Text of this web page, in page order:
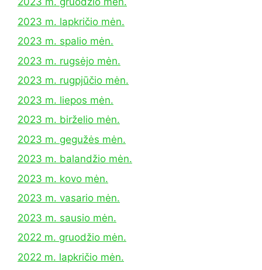
2023 m. lapkričio mėn.
2023 m. spalio mėn.
2023 m. rugsėjo mėn.
2023 m. rugpjūčio mėn.
2023 m. liepos mėn.
2023 m. birželio mėn.
2023 m. gegužės mėn.
2023 m. balandžio mėn.
2023 m. kovo mėn.
2023 m. vasario mėn.
2023 m. sausio mėn.
2022 m. gruodžio mėn.
2022 m. lapkričio mėn.